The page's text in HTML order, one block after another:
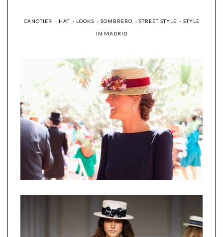
CANOTIER · HAT · LOOKS · SOMBRERO · STREET STYLE · STYLE
IN MADRID